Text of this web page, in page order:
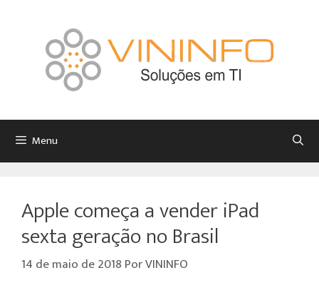
Menu
Apple começa a vender iPad
sexta geração no Brasil
14 de maio de 2018 PorVININFO